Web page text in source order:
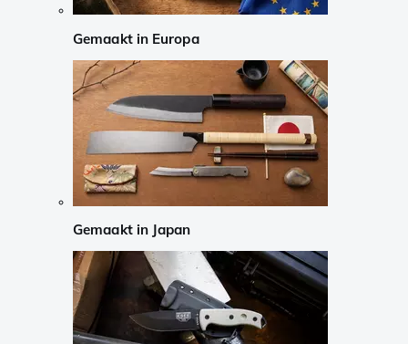
Gemaakt in Europa
Gemaakt in Japan